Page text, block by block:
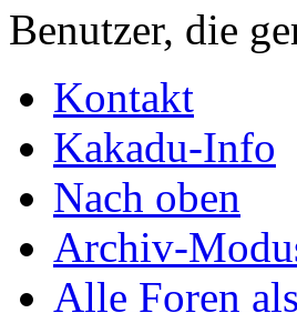
Benutzer, die
Kontakt
Kakadu-Info
Nach oben
Archiv-
Alle Foren